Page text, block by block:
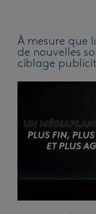
À mesure que
de nouvelles
ciblage